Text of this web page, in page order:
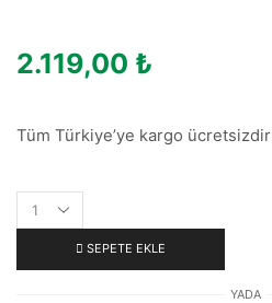
2.119,00 ₺
Tüm Türkiye’ye kargo ücretsizdir
SEPETE EKLE
YADA